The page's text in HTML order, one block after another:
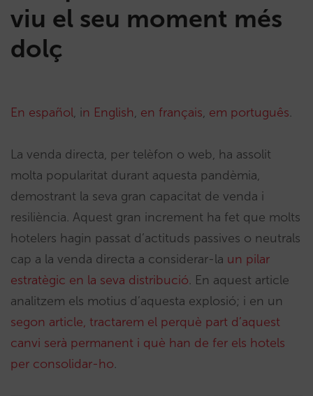
viu el seu moment més
dolç
En español, in English, en français, em português.
La venda directa, per telèfon o web, ha assolit
molta popularitat durant aquesta pandèmia,
demostrant la seva gran capacitat de venda i
resiliència. Aquest gran increment ha fet que molts
hotelers hagin passat d’actituds passives o neutrals
cap a la venda directa a considerar-la un pilar
estratègic en la seva distribució. En aquest article
analitzem els motius d’aquesta explosió; i en un
segon article, tractarem el perquè part d’aquest
canvi serà permanent i què han de fer els hotels
per consolidar-ho.